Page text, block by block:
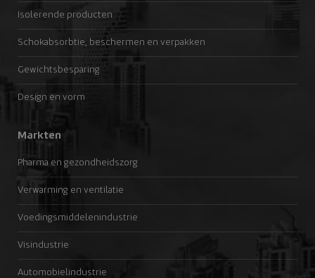
Isolerende producten
Schokabsorbtie, beschermen en verpakken
Gewichtsbesparing
Design en vorm
Markten
Pharma en gezondheidszorg
Verwarming en ventilatie
Voedingsmiddelenindustrie
Visindustrie
Automobielindustrie